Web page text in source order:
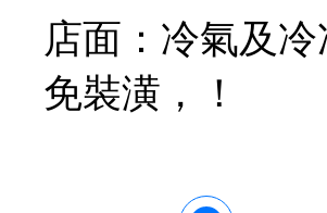
店面：冷氣及
免裝潢，！